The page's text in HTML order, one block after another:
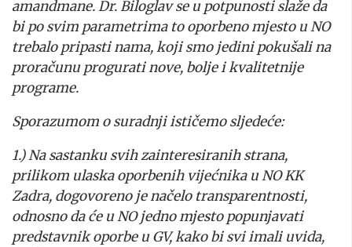
amandmane. Dr. Biloglav se u potpunosti slaže da
bi po svim parametrima to oporbeno mjesto u NO
trebalo pripasti nama, koji smo jedini pokušali na
proračunu progurati nove, bolje i kvalitetnije
programe.
Sporazumom o suradnji ističemo sljedeće:
1.) Na sastanku svih zainteresiranih strana,
prilikom ulaska oporbenih vijećnika u NO KK
Zadra, dogovoreno je načelo transparentnosti,
odnosno da će u NO jedno mjesto popunjavati
predstavnik oporbe u GV, kako bi svi imali uvida,